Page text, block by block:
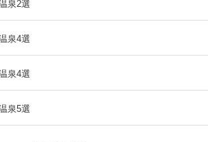
泉2選
泉4選
泉4選
泉5選